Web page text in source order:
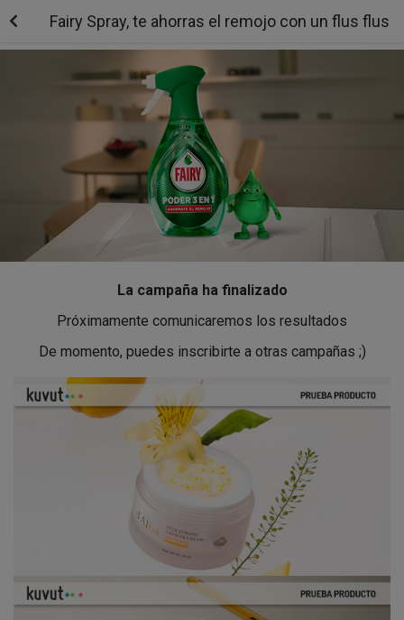
Fairy Spray, te ahorras el remojo con un flus flus
La campaña ha finalizado
Próximamente comunicaremos los resultados
De momento, puedes inscribirte a otras campañas ;)